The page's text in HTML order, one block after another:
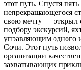
этот путь. Спустя
непрекращающегося
свою мечту — открыл
подбору экскурсий,
управляющим одного
Сочи. Этот путь
организации
захватывающих